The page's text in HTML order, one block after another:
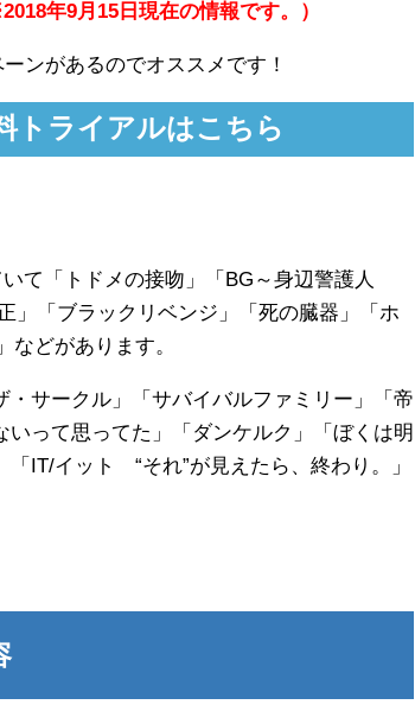
年9月15日現在の情報です。）
ンがあるのでオススメです！
トライアルはこちら
て「トドメの接吻」「BG～身辺警護人
」「ブラックリベンジ」「死の臓器」「ホ
などがあります。
サークル」「サバイバルファミリー」「帝
って思ってた」「ダンケルク」「ぼくは明
IT/イット “それ”が見えたら、終わり。」